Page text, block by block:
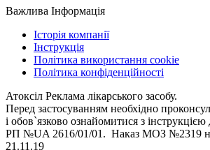
Важлива Інформація
Історія компанії
Інструкція
Політика використання cookie
Політика конфіденційності
Атоксіл Реклама лікарського засобу.
Перед застосуванням необхідно
і обов`язково ознайомитися з інструкцією
РП №UA 2616/01/01. Наказ МОЗ №2319
21.11.19